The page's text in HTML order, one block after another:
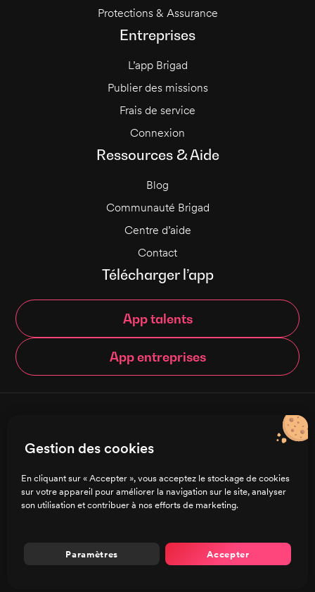
Protections & Assurance
Entreprises
L’app Brigad
Publier des missions
Frais de service
Connexion
Ressources & Aide
Blog
Communauté Brigad
Centre d’aide
Contact
Télécharger l’app
App talents
App entreprises
Charte de confidentialité
CGU/CGV
Préférences de cookies
Gestion des cookies
En cliquant sur « Accepter », vous acceptez le stockage de cookies
sur votre appareil pour améliorer la navigation sur le site, analyser
son utilisation et contribuer à nos efforts de marketing.
Accepter
Paramètres